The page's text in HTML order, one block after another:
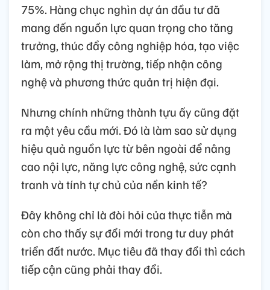
75%. Hàng chục nghìn dự án đầu tư đã
mang đến nguồn lực quan trọng cho tăng
trưởng, thúc đẩy công nghiệp hóa, tạo việc
làm, mở rộng thị trường, tiếp nhận công
nghệ và phương thức quản trị hiện đại.
Nhưng chính những thành tựu ấy cũng đặt
ra một yêu cầu mới. Đó là làm sao sử dụng
hiệu quả nguồn lực từ bên ngoài để nâng
cao nội lực, năng lực công nghệ, sức cạnh
tranh và tính tự chủ của nền kinh tế?
Đây không chỉ là đòi hỏi của thực tiễn mà
còn cho thấy sự đổi mới trong tư duy phát
triển đất nước. Mục tiêu đã thay đổi thì cách
tiếp cận cũng phải thay đổi.